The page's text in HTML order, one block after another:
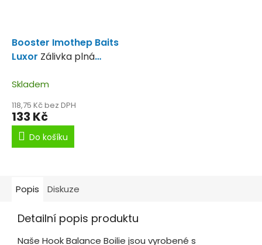
Booster Imothep Baits
Luxor Zálivka plná
Skladem
118,75 Kč bez DPH
133 Kč
Do košíku
Popis Diskuze
Detailní popis produktu
Naše Hook Balance Boilie jsou vyrobené s